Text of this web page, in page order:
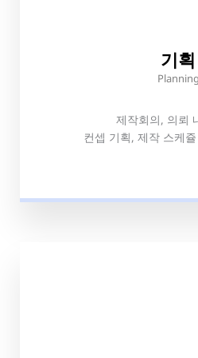
기획
Planning
제작회의, 의뢰
컨셉 기획, 제작 스케